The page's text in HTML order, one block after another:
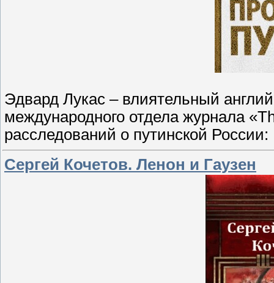
Эдвард Лукас – влиятельный
международного отдела журнала
расследований о путинской России:
Сергей Кочетов. Ленон и Гаузен